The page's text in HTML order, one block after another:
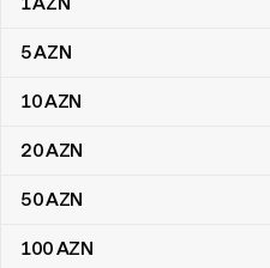
5AZN
10AZN
20AZN
50AZN
100AZN